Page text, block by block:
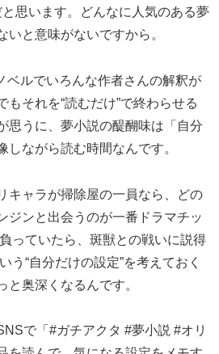
と思います。どんなに人気のある夢
いと意味がないですから。
ベルでいろんな作者さんの解釈が
もそれを“読むだけ”で終わらせる
思うに、夢小説の醍醐味は「自分
しながら読む時間なんです。
キャラが掃除屋の一員なら、どの
ジンと出会うのが一番ドラマチッ
っていたら、斑獣との戦いに説得
う“自分だけの設定”を考えておく
と奥深くなるんです。
で「#ガチアクタ #夢小説 #オリ